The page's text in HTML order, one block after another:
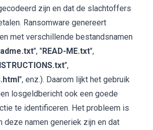
zijn en dat de slachtoffers
Ransomware genereert
met verschillende bestandsnamen
", "READ-ME.txt",
",
", enz.). Daarom lijkt het gebruik
losgeldbericht ook een goede
te identificeren. Het probleem is
deze namen generiek zijn en dat